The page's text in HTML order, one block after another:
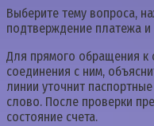
Выберите тему вопроса,
подтверждение платежа
Для прямого обращения к
соединения с ним,
линии уточнит
слово. После проверки
состояние счета.